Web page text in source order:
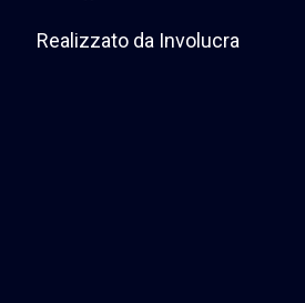
Realizzato da Involucra